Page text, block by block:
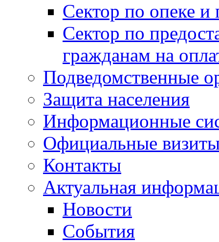
Сектор по опеке и
Сектор по
гражданам на
Подведомственные
Защита населения
Информационные
Официальные
Контакты
Актуальная
Новости
События